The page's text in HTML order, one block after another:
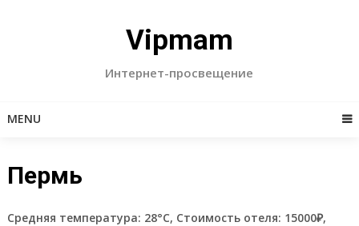
Vipmam
Интернет-просвещение
MENU
Пермь
Средняя температура: 28°C, Стоимость отеля: 15000₽,